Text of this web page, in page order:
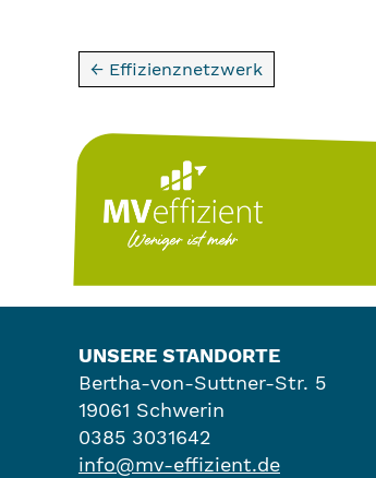
← Effizienznetzwerk
UNSERE STANDORTE
Bertha-von-Suttner-Str. 5
19061 Schwerin
0385 3031642
info@mv-effizient.de